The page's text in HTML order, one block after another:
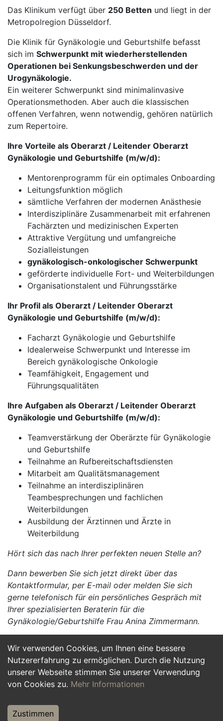
Wir verwenden Cookies, um Ihnen eine bessere
Nutzererfahrung zu ermöglichen. Durch die Nutzung
unserer Webseite stimmen Sie unserer Verwendung
von Cookies zu. Mehr Informationen
Zustimmen
Das Klinikum verfügt über 250 Betten und liegt in der
Metropolregion Düsseldorf.
Die Klinik für Gynäkologie und Geburtshilfe befasst
sich im Schwerpunkt mit wiederherstellenden
Operationen bei Senkungsbeschwerden und der
Urogynäkologie.
Ein weiterer Schwerpunkt sind minimalinvasive
Operationsmethoden. Aber auch die klassischen
offenen Verfahren, wenn notwendig, gehören natürlich
zum Repertoire.
Ihre Vorteile als Oberarzt / Leitender Oberarzt
Gynäkologie und Geburtshilfe (m/w/d):
Mentorenprogramm für ein optimales Onboarding
Leitungsfunktion möglich
sämtliche Verfahren der modernen Anästhesie
Interdisziplinäre Zusammenarbeit mit erfahrenen
Fachärzten und medizinischen Experten
Attraktive Vergütung und umfangreiche
Sozialleistungen
gynäkologisch-onkologischer Schwerpunkt
geförderte individuelle Fort- und Weiterbildungen
Organisationstalent und Führungsstärke
Ihr Profil als Oberarzt / Leitender Oberarzt
Gynäkologie und Geburtshilfe (m/w/d):
Facharzt Gynäkologie und Geburtshilfe
Idealerweise Schwerpunkt und Interesse im
Bereich gynäkologische Onkologie
Teamfähigkeit, Engagement und
Führungsqualitäten
Ihre Aufgaben als Oberarzt / Leitender Oberarzt
Gynäkologie und Geburtshilfe (m/w/d):
Teamverstärkung der Oberärzte für Gynäkologie
und Geburtshilfe
Teilnahme an Rufbereitschaftsdiensten
Mitarbeit am Qualitätsmanagement
Teilnahme an interdisziplinären
Teambesprechungen und fachlichen
Weiterbildungen
Ausbildung der Ärztinnen und Ärzte in
Weiterbildung
Hört sich das nach Ihrer perfekten neuen Stelle an?
Dann bewerben Sie sich jetzt direkt über das
Kontaktformular, per E-mail oder melden Sie sich
gerne telefonisch für ein persönliches Gespräch mit
Ihrer spezialisierten Beraterin für die
Gynäkologie/Geburtshilfe Frau Anina Zimmermann.
Jetzt Bewerben